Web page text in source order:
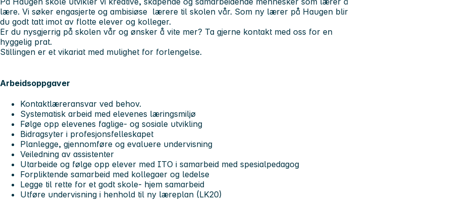
lære. Vi søker engasjerte og ambisiøse lærere til skolen vår. Som ny lærer på Haugen blir
du godt tatt imot av flotte elever og kolleger.
Er du nysgjerrig på skolen vår og ønsker å vite mer? Ta gjerne kontakt med oss for en
hyggelig prat.
Stillingen er et vikariat med mulighet for forlengelse.
Arbeidsoppgaver
Kontaktlæreransvar ved behov.
Systematisk arbeid med elevenes læringsmiljø
Følge opp elevenes faglige- og sosiale utvikling
Bidragsyter i profesjonsfelleskapet
Planlegge, gjennomføre og evaluere undervisning
Veiledning av assistenter
Utarbeide og følge opp elever med ITO i samarbeid med spesialpedagog
Forpliktende samarbeid med kollegaer og ledelse
Legge til rette for et godt skole- hjem samarbeid
Utføre undervisning i henhold til ny læreplan (LK20)